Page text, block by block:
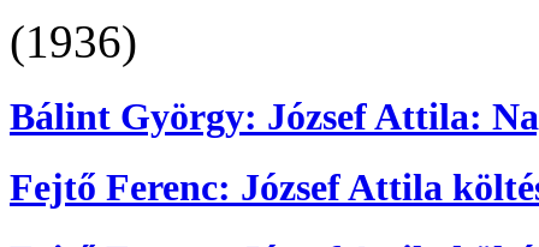
(1936)
Bálint György: József Attila:
Fejtő Ferenc: József Attila